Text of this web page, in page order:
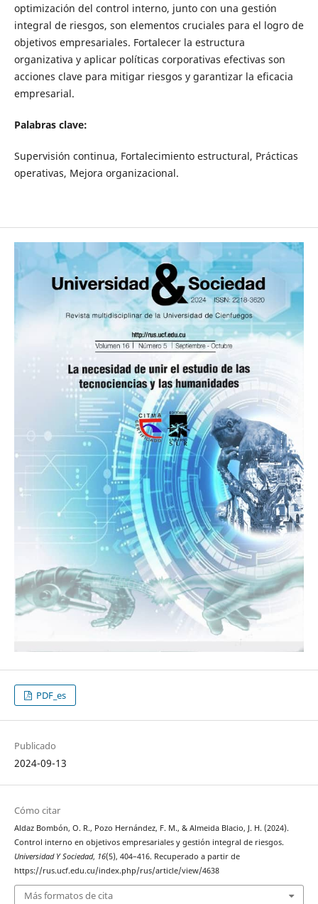
optimización del control interno, junto con una gestión
integral de riesgos, son elementos cruciales para el logro de
objetivos empresariales. Fortalecer la estructura
organizativa y aplicar políticas corporativas efectivas son
acciones clave para mitigar riesgos y garantizar la eficacia
empresarial.
Palabras clave:
Supervisión continua, Fortalecimiento estructural, Prácticas
operativas, Mejora organizacional.
PDF_es
Publicado
2024-09-13
Cómo citar
Aldaz Bombón, O. R., Pozo Hernández, F. M., & Almeida Blacio, J. H. (2024).
Control interno en objetivos empresariales y gestión integral de riesgos.
Universidad Y Sociedad, 16(5), 404–416. Recuperado a partir de
https://rus.ucf.edu.cu/index.php/rus/article/view/4638
Más formatos de cita